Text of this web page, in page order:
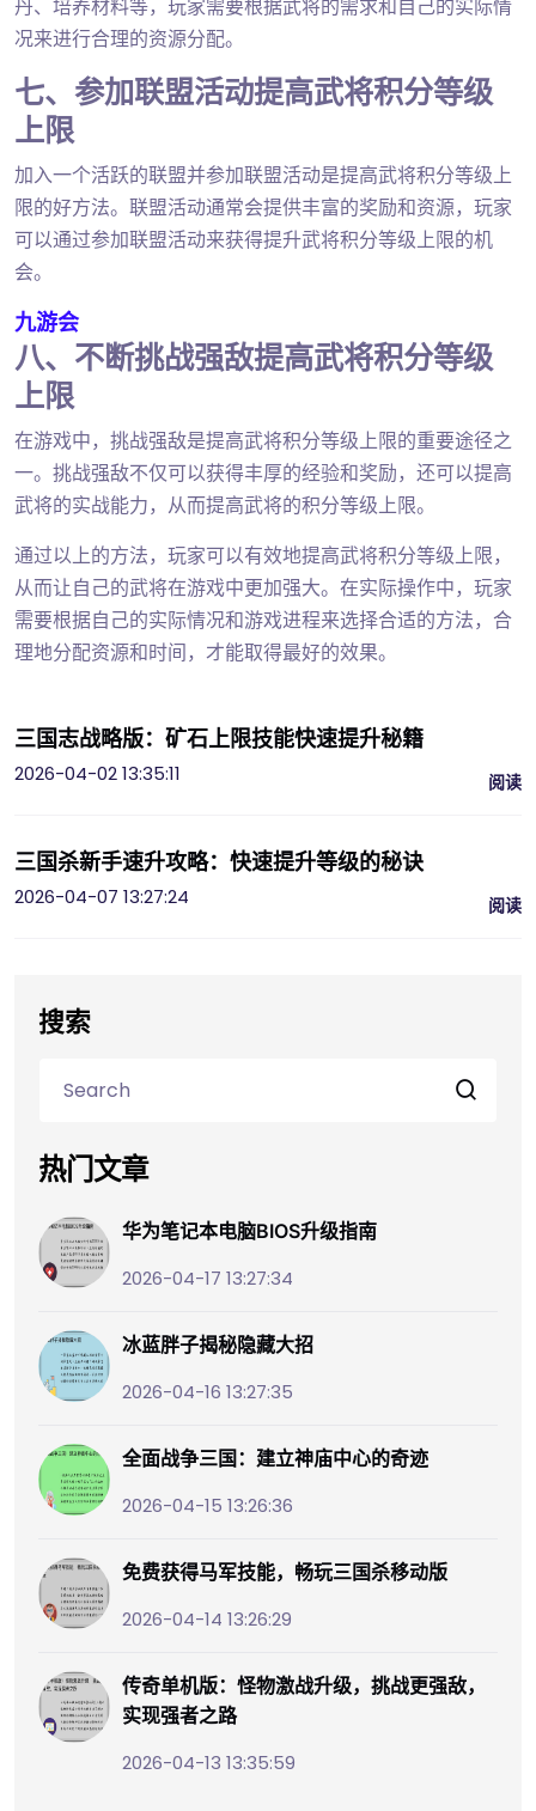
丹、培养材料等，玩家需要根据武将的需求和自己的实际情
况来进行合理的资源分配。
七、参加联盟活动提高武将积分等级
上限
加入一个活跃的联盟并参加联盟活动是提高武将积分等级上
限的好方法。联盟活动通常会提供丰富的奖励和资源，玩家
可以通过参加联盟活动来获得提升武将积分等级上限的机
会。
九游会
八、不断挑战强敌提高武将积分等级
上限
在游戏中，挑战强敌是提高武将积分等级上限的重要途径之
一。挑战强敌不仅可以获得丰厚的经验和奖励，还可以提高
武将的实战能力，从而提高武将的积分等级上限。
通过以上的方法，玩家可以有效地提高武将积分等级上限，
从而让自己的武将在游戏中更加强大。在实际操作中，玩家
需要根据自己的实际情况和游戏进程来选择合适的方法，合
理地分配资源和时间，才能取得最好的效果。
三国志战略版：矿石上限技能快速提升秘籍
2026-04-02 13:35:11
阅读
三国杀新手速升攻略：快速提升等级的秘诀
2026-04-07 13:27:24
阅读
搜索
热门文章
华为笔记本电脑BIOS升级指南
2026-04-17 13:27:34
冰蓝胖子揭秘隐藏大招
2026-04-16 13:27:35
全面战争三国：建立神庙中心的奇迹
2026-04-15 13:26:36
免费获得马军技能，畅玩三国杀移动版
2026-04-14 13:26:29
传奇单机版：怪物激战升级，挑战更强敌，
实现强者之路
2026-04-13 13:35:59